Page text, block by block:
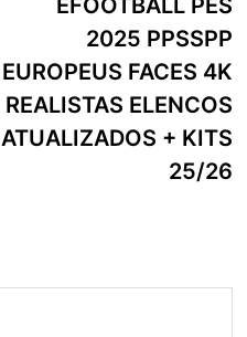
EFOOTBALL PES
2025 PPSSPP
EUROPEUS FACES 4K
REALISTAS ELENCOS
ATUALIZADOS + KITS
25/26